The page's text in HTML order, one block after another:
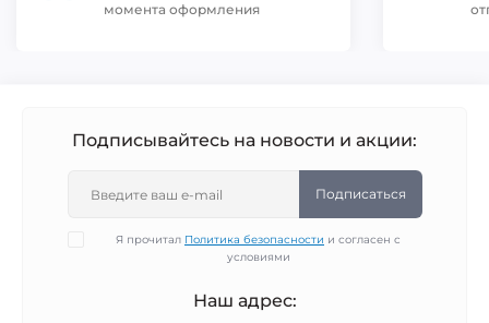
момента оформления
Подписывайтесь на новости и акции:
Подписаться
Я прочитал Политика безопасности и согласен с
условиями
Наш адрес: